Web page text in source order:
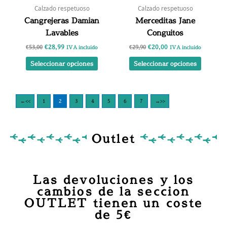
Calzado respetuoso
Cangrejeras Damian
Lavables
€53,00 €28,99 IVA incluido
Seleccionar opciones
en
de
producto
Calzado respetuoso
Merceditas Jane
Conguitos
€29,90 €20,00 IVA incluido
Seleccionar opciones
de
← 1 2 3 4 5 6 7 →
Outlet
Las devoluciones y los
cambios de la seccion
OUTLET tienen un coste
de 5€